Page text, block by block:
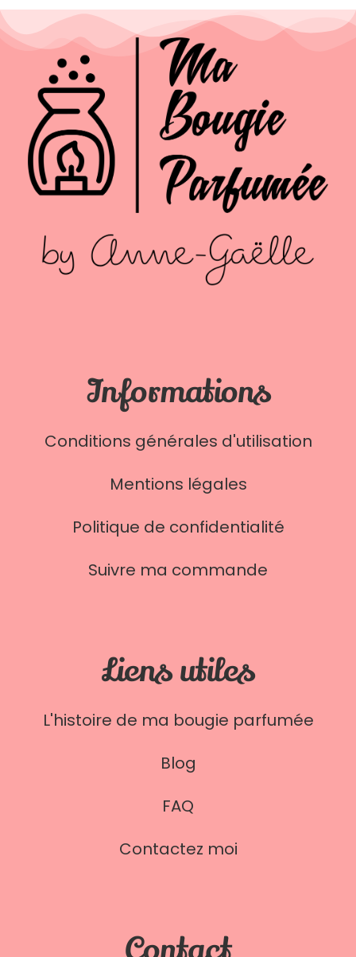
Informations
Conditions générales d'utilisation
Mentions légales
Politique de confidentialité
Suivre ma commande
Liens utiles
L'histoire de ma bougie parfumée
Blog
FAQ
Contactez moi